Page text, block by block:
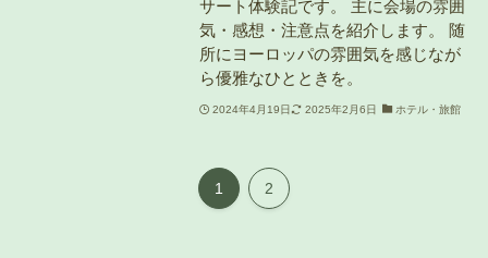
サート体験記です。 主に会場の雰囲
気・感想・注意点を紹介します。 随
所にヨーロッパの雰囲気を感じなが
ら優雅なひとときを。
2024年4月19日 2025年2月6日 ホテル・旅館
1 2